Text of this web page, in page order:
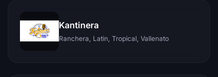
Kantinera
Ranchera, Latin, Tropical, Vallenato